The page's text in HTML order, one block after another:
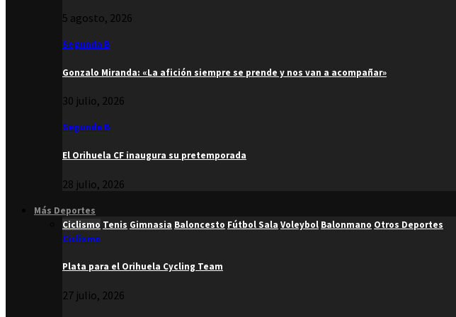
5 agosto, 2026
Segunda B
Gonzalo Miranda: «La afición siempre se prende y nos van a acompañar»
30 julio, 2026
Segunda B
El Orihuela CF inaugura su pretemporada
28 julio, 2026
Más Deportes
Ciclismo Tenis Gimnasia Baloncesto Fútbol Sala Voleybol Balonmano Otros Deportes
Ciclismo
Plata para el Orihuela Cycling Team
27 julio, 2026